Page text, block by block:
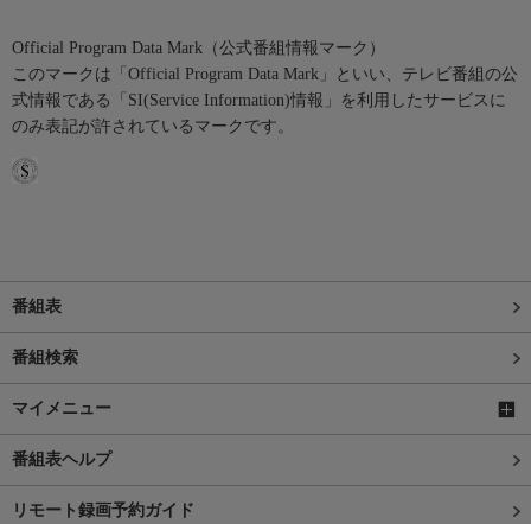
Official Program Data Mark（公式番組情報マーク）
このマークは「Official Program Data Mark」といい、テレビ番組の公
式情報である「SI(Service Information)情報」を利用したサービスに
のみ表記が許されているマークです。
番組表
番組検索
マイメニュー
番組表ヘルプ
リモート録画予約ガイド